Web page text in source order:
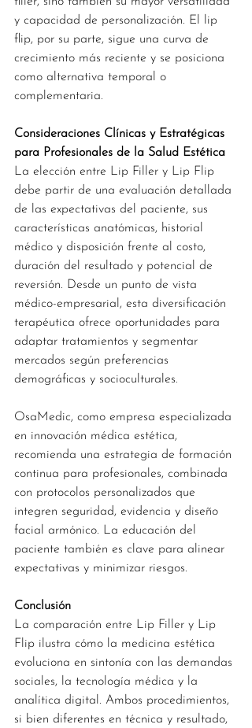
y capacidad de personalización. El lip
flip, por su parte, sigue una curva de
crecimiento más reciente y se posiciona
como alternativa temporal o
complementaria.
Consideraciones Clínicas y Estratégicas
para Profesionales de la Salud Estética
La elección entre Lip Filler y Lip Flip
debe partir de una evaluación detallada
de las expectativas del paciente, sus
características anatómicas, historial
médico y disposición frente al costo,
duración del resultado y potencial de
reversión. Desde un punto de vista
médico-empresarial, esta diversificación
terapéutica ofrece oportunidades para
adaptar tratamientos y segmentar
mercados según preferencias
demográficas y socioculturales.
OsaMedic, como empresa especializada
en innovación médica estética,
recomienda una estrategia de formación
continua para profesionales, combinada
con protocolos personalizados que
integren seguridad, evidencia y diseño
facial armónico. La educación del
paciente también es clave para alinear
expectativas y minimizar riesgos.
Conclusión
La comparación entre Lip Filler y Lip
Flip ilustra cómo la medicina estética
evoluciona en sintonía con las demandas
sociales, la tecnología médica y la
analítica digital. Ambos procedimientos,
si bien diferentes en técnica y resultado,